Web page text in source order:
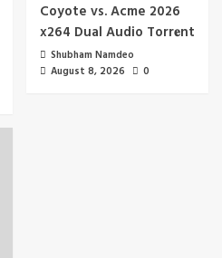
Coyote vs. Acme 2026
x264 Dual Audio Torr𝐞nt
Shubham Namdeo
August 8, 2026
0